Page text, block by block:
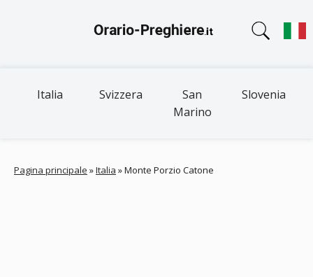
Italia Svizzera
San
Marino
Slovenia
Pagina principale »Italia »Monte Porzio Catone